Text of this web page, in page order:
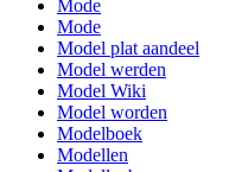
Mode
Mode
Model plat aandeel
Model werden
Model Wiki
Model worden
Modelboek
Modellen